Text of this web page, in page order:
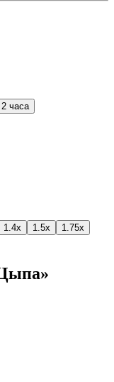
2 часа
1.4x 1.5x
1.75x